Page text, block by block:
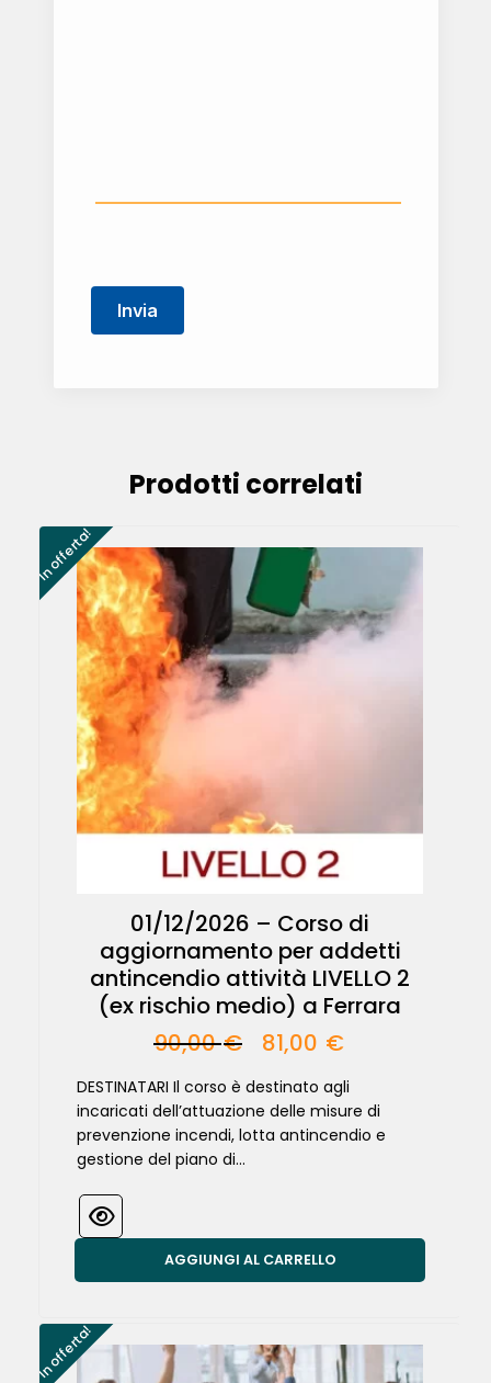
Prodotti correlati
In offerta!
01/12/2026 – Corso di
aggiornamento per addetti
antincendio attività LIVELLO 2
(ex rischio medio) a Ferrara
90,00€ 81,00 €
DESTINATARI Il corso è destinato agli
incaricati dell’attuazione delle misure di
prevenzione incendi, lotta antincendio e
gestione del piano di...
AGGIUNGI AL CARRELLO
In offerta!